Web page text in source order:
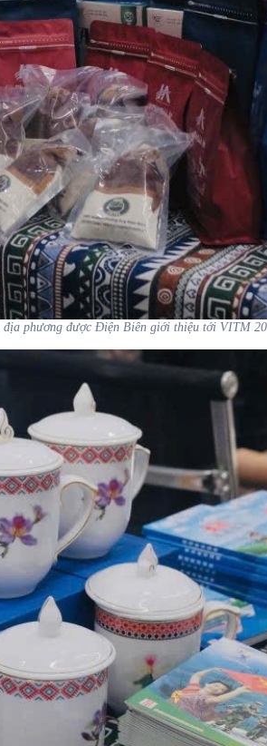
địa phương được Điện Biên giới thiệu tới VITM